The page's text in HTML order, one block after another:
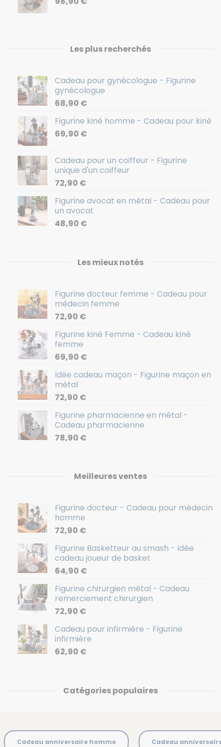
Les plus recherchés
Cadeau pour gynécologue - Figurine
gynécologue
68,90 €
Figurine kiné homme - Cadeau pour kiné
69,90 €
Cadeau pour un coiffeur - Figurine
unique d'un coiffeur
72,90 €
Figurine avocat en métal - Cadeau pour
un avocat
48,90 €
Les mieux notés
Figurine docteur femme - Cadeau pour
médecin femme
72,90 €
Figurine kiné Femme - Cadeau kiné
femme
69,90 €
Idée cadeau maçon - Figurine maçon en
métal
72,90 €
Figurine pharmacienne en métal -
Cadeau pharmacienne
78,90 €
Meilleures ventes
Figurine docteur - Cadeau pour médecin
homme
72,90 €
Figurine Basketteur au smash - Idée
cadeau joueur de basket
64,90 €
Figurine chirurgien métal - Cadeau
remerciement chirurgien
72,90 €
Cadeau pour infirmière - Figurine
infirmière
62,90 €
Catégories populaires
Cadeau anniversaire homme Cadeau